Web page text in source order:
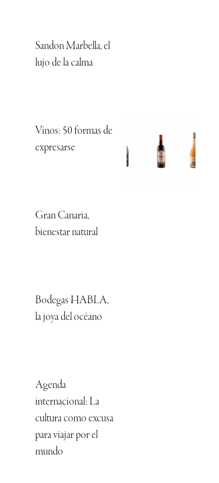
Sandon Marbella, el
lujo de la calma
Vinos: 50 formas de
expresarse
Gran Canaria,
bienestar natural
Bodegas HABLA,
la joya del océano
Agenda
internacional: La
cultura como excusa
para viajar por el
mundo